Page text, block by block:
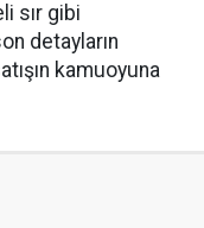
sır gibi
detayların
kamuoyuna